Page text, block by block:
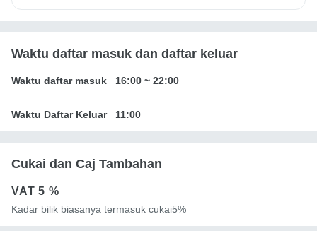
Waktu daftar masuk dan daftar keluar
Waktu daftar masuk 16:00 ~ 22:00
Waktu Daftar Keluar 11:00
Cukai dan Caj Tambahan
VAT5 %
Kadar bilik biasanya termasuk cukai5%